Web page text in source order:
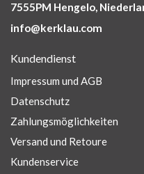
7555PM Hengelo,
info@kerklau.com
Kundendienst
Impressum und AGB
Datenschutz
Zahlungsmöglichkeiten
Versand und Retoure
Kundenservice